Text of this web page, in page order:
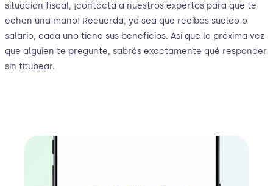
situación fiscal, ¡contacta a nuestros expertos para que te
echen una mano! Recuerda, ya sea que recibas sueldo o
salario, cada uno tiene sus beneficios. Así que la próxima vez
que alguien te pregunte, sabrás exactamente qué responder
sin titubear.